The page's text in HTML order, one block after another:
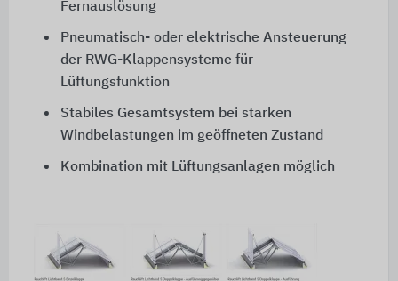
Fernauslösung
Pneumatisch- oder elektrische Ansteuerung
der RWG-Klappensysteme für
Lüftungsfunktion
Stabiles Gesamtsystem bei starken
Windbelastungen im geöffneten Zustand
Kombination mit Lüftungsanlagen möglich